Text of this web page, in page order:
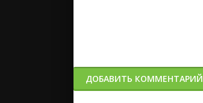
ДОБАВИТЬ КОММЕНТАРИЙ